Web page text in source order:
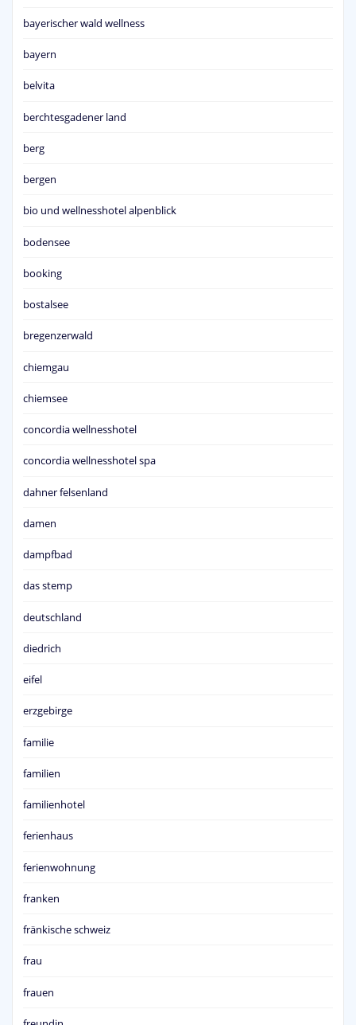
bayerischer wald wellness
bayern
belvita
berchtesgadener land
berg
bergen
bio und wellnesshotel alpenblick
bodensee
booking
bostalsee
bregenzerwald
chiemgau
chiemsee
concordia wellnesshotel
concordia wellnesshotel spa
dahner felsenland
damen
dampfbad
das stemp
deutschland
diedrich
eifel
erzgebirge
familie
familien
familienhotel
ferienhaus
ferienwohnung
franken
fränkische schweiz
frau
frauen